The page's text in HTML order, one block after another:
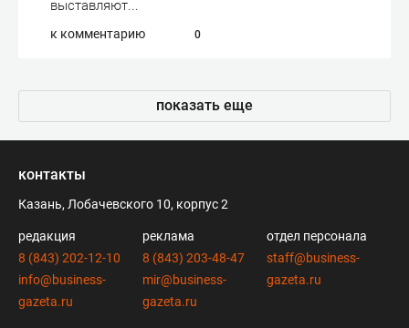
выставляют...
к комментарию 0
показать еще
контакты
Казань, Лобачевского 10, корпус 2
редакция
8 (843) 202-12-10
info@business-
gazeta.ru
реклама
8 (843) 203-48-47
mir@business-
gazeta.ru
отдел персонала
staff@business-
gazeta.ru